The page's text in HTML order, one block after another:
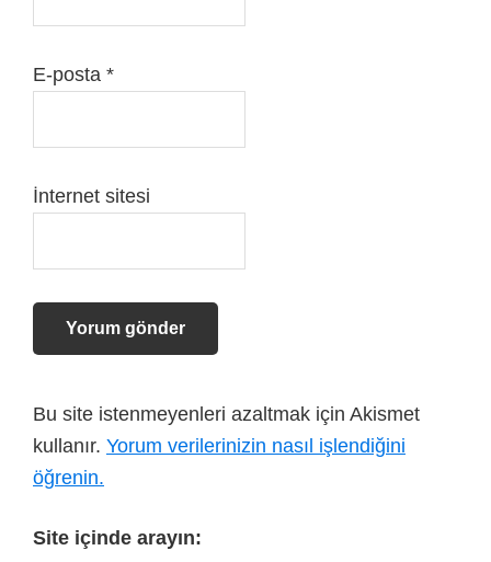
E-posta *
İnternet sitesi
Bu site istenmeyenleri azaltmak için Akismet
kullanır. Yorum verilerinizin nasıl işlendiğini
öğrenin.
Site içinde arayın: